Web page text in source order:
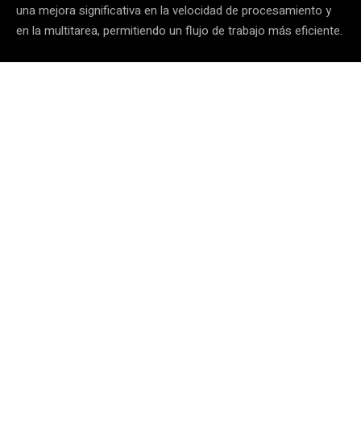
una mejora significativa en la velocidad de procesamiento y
en la multitarea, permitiendo un flujo de trabajo más eficiente.